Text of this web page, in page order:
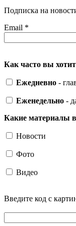
Подписка на
Email *
Как часто вы
Ежедневно -
Еженедельно -
Какие материалы
Новости
Фото
Видео
Введите код с